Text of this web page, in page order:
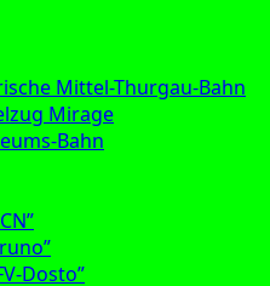
Mittel-Thurgau-Bahn
Mirage
Bahn
Dosto”